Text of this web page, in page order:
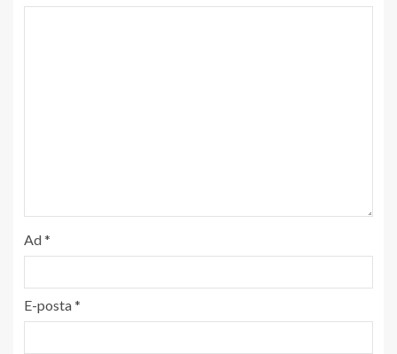
Ad*
E-posta*